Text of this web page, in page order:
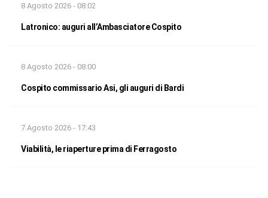
8 Agosto 2026 - 08:02
Latronico: auguri all’Ambasciatore Cospito
8 Agosto 2026 - 08:00
Cospito commissario Asi, gli auguri di Bardi
7 Agosto 2026 - 17:43
Viabilità, le riaperture prima di Ferragosto